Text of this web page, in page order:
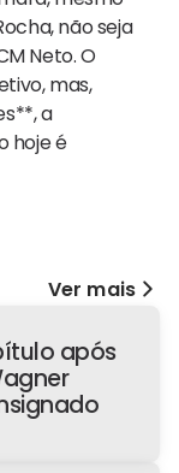
não seja
Neto. O
mas,
a
hoje é
Ver mais
após